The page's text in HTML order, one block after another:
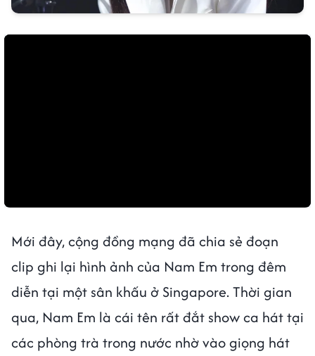
Mới đây, cộng đồng mạng đã chia sẻ đoạn
clip ghi lại hình ảnh của Nam Em trong đêm
diễn tại một sân khấu ở Singapore. Thời gian
qua, Nam Em là cái tên rất đắt show ca hát tại
các phòng trà trong nước nhờ vào giọng hát